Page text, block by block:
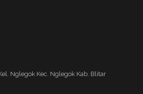
Nglegok Kec. Nglegok Kab. Blitar